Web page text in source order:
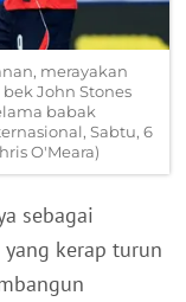
merayakan
John Stones
babak
Sabtu, 6
O'Meara)
sebagai
kerap turun